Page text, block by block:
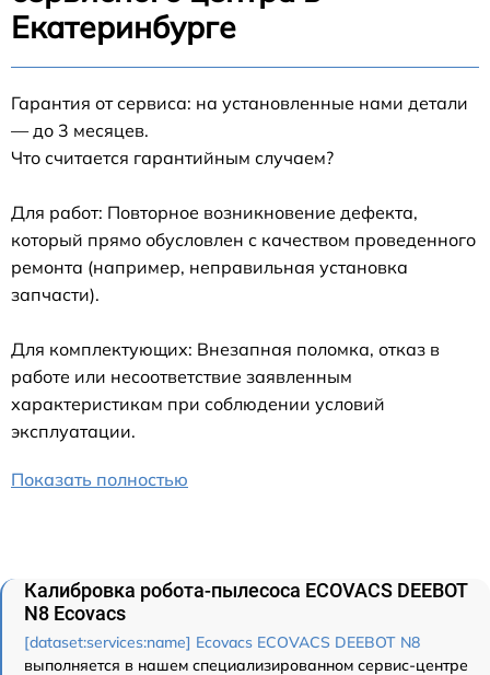
Екатеринбурге
Гарантия от сервиса: на установленные нами детали
— до 3 месяцев.
Что считается гарантийным случаем?
Для работ: Повторное возникновение дефекта,
который прямо обусловлен с качеством проведенного
ремонта (например, неправильная установка
запчасти).
Для комплектующих: Внезапная поломка, отказ в
работе или несоответствие заявленным
характеристикам при соблюдении условий
эксплуатации.
Показать полностью
Калибровка робота-пылесоса ECOVACS DEEBOT
N8 Ecovacs
[dataset:services:name] Ecovacs ECOVACS DEEBOT N8
выполняется в нашем специализированном сервис-центре